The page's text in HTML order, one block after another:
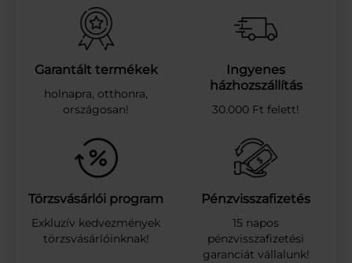
z
t
a
l
é
s
l
e
t
(
7
3
,
Garantált termékek
holnapra, otthonra,
országosan!
Ingyenes
házhozszállítás
30.000 Ft felett!
Törzsvásárlói program
Exkluzív kedvezmények
törzsvásárlóinknak!
Pénzvisszafizetés
15 napos
pénzvisszafizetési
garanciát vállalunk!